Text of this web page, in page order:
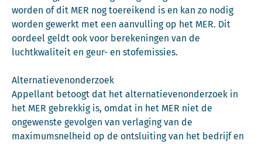
worden of dit MER nog toereikend is en kan zo nodig
worden gewerkt met een aanvulling op het MER. Dit
oordeel geldt ook voor berekeningen van de
luchtkwaliteit en geur- en stofemissies.
Alternatievenonderzoek
Appellant betoogt dat het alternatievenonderzoek in
het MER gebrekkig is, omdat in het MER niet de
ongewenste gevolgen van verlaging van de
maximumsnelheid op de ontsluiting van het bedrijf en